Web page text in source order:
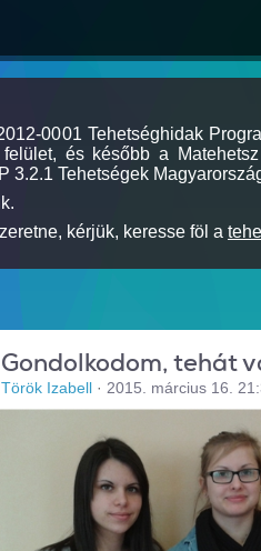
0001 Tehetséghidak
és később a
3.2.1 Tehetségek
kérjük, keresse föl a
Gondolkodom, tehát
Török Izabell · 2015. március 16.